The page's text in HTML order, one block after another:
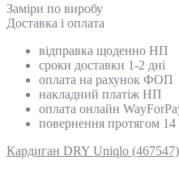
Замiри по виробу
Доставка і оплата
відправка щоденно НП
сроки доставки 1-2 дні
оплата на рахунок ФОП
накладний платіж НП
оплата онлайн
повернення протягом 14
Кардиган DRY Uniqlo (467547)